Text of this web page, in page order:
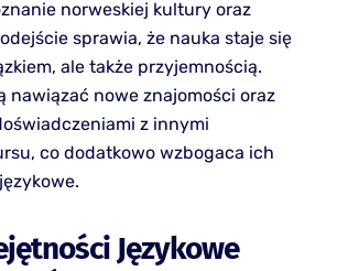
norweskiej kultury oraz
sprawia, że nauka staje się
ale także przyjemnością.
nawiązać nowe znajomości oraz
z innymi
co dodatkowo wzbogaca ich
Językowe